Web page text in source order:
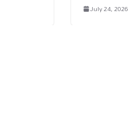
July 24, 2026